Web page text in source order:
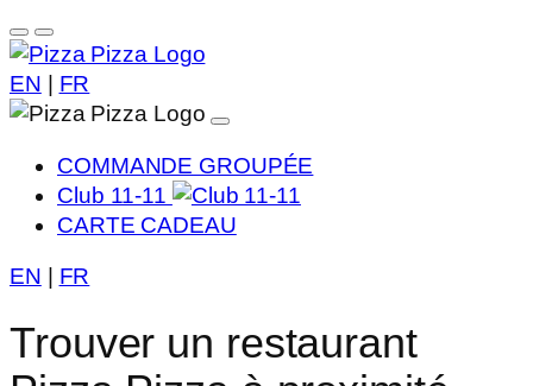
EN FR
COMMANDE GROUPÉE
Club 11-11
CARTE CADEAU
EN FR
Trouver un restaurant